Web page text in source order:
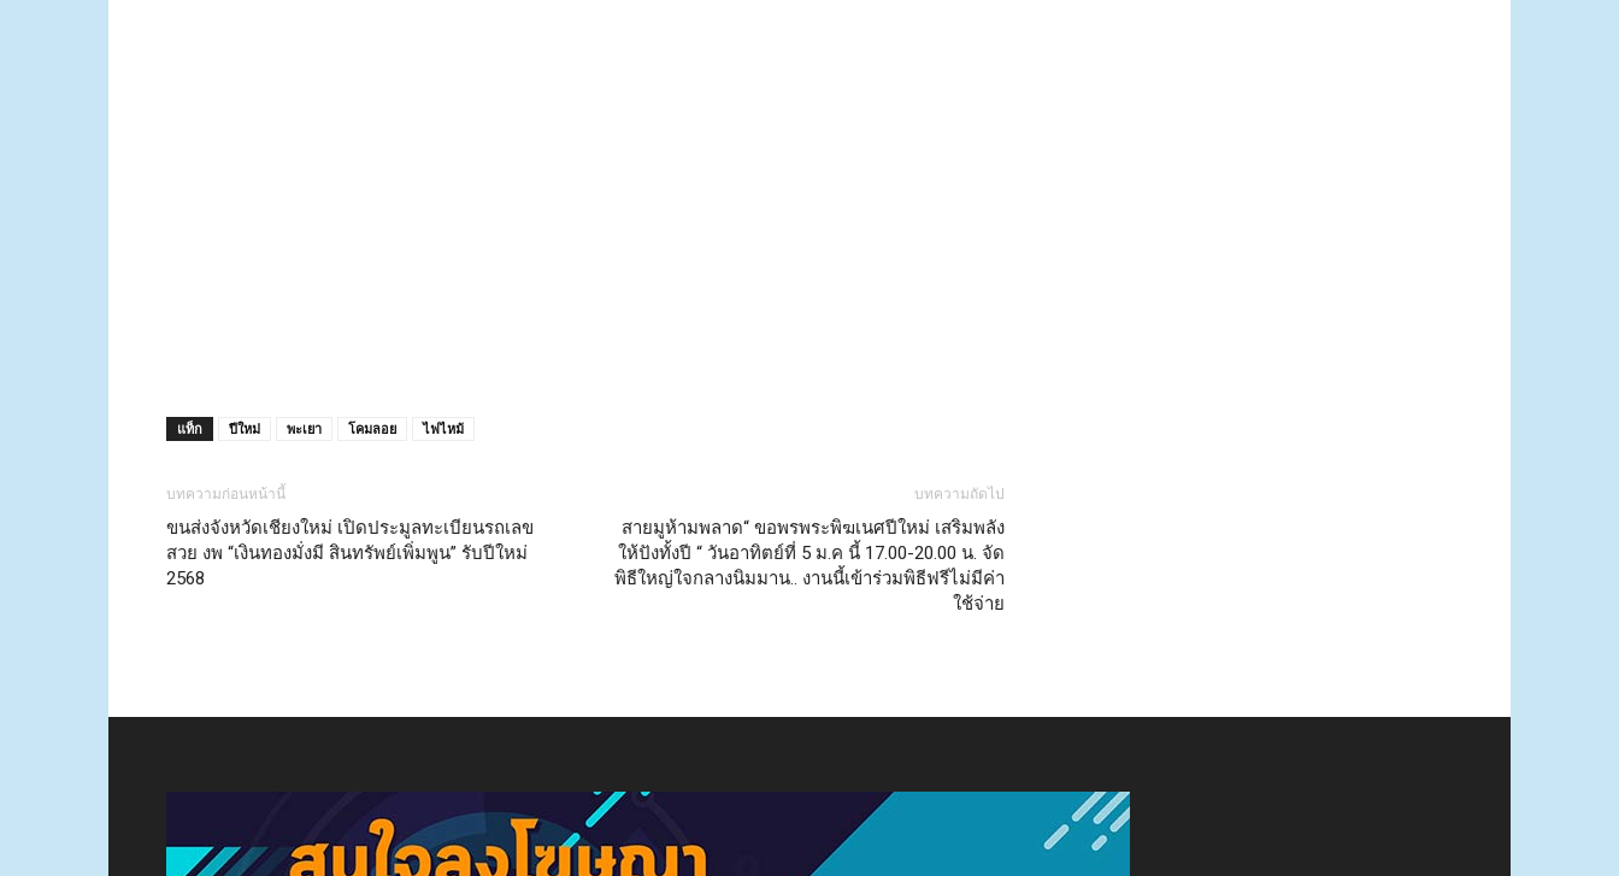
แท็ก ปีใหม่ พะเยา โคมลอย ไฟไหม้
บทความก่อนหน้านี้
ขนส่งจังหวัดเชียงใหม่ เปิดประมูลทะเบียนรถเลข
สวย งพ “เงินทองมั่งมี สินทรัพย์เพิ่มพูน” รับปีใหม่
2568
บทความถัดไป
สายมูห้ามพลาด“ ขอพรพระพิฆเนศปีใหม่ เสริมพลัง
ให้ปังทั้งปี “ วันอาทิตย์ที่ 5 ม.ค นี้ 17.00-20.00 น. จัด
พิธีใหญ่ใจกลางนิมมาน.. งานนี้เข้าร่วมพิธีฟรีไม่มีค่า
ใช้จ่าย